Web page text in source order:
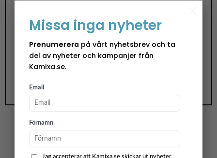
Missa inga nyheter
Prenumerera på vårt nyhetsbrev och ta
del av nyheter och kampanjer från
Kamixa.se.
Email
Förnamn
Jag accepterar att Kamixa.se skickar ut nyheter
Spara mitt namn, min e-postadress och
webbplats i denna webbläsare till nästa gång jag
skriver en kommentar.
Vingummi – Sparkling Shiraz